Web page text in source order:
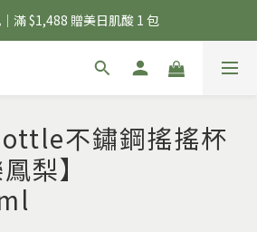
｜500g 植物蛋白最低 $373 起
滿 $1,488 贈美日肌酸 1 包
｜500g 植物蛋白最低 $373 起
不鏽鋼搖搖杯
梨】